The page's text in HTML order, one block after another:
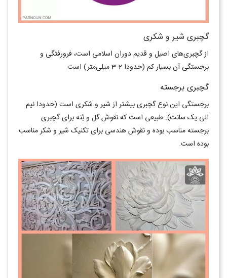
گچبری شیر و شکری
از گچبری‌های اصیل و قدیم دوران اسلامی است، فرورفتگی و
برجستگی آن بسیار کم (حدودا 2-3 میلی‌متر) است.
گچبری برجسته
برجستگی این نوع گچبری بیشتر از شیر و شکری است (حدودا نیم
الی یک سانت). طبیعی است که نقوش گل و بُته برای گچبری
برجسته مناسب بوده و نقوش هندسی برای تکنیک شیر و شکر مناسب
بوده است.